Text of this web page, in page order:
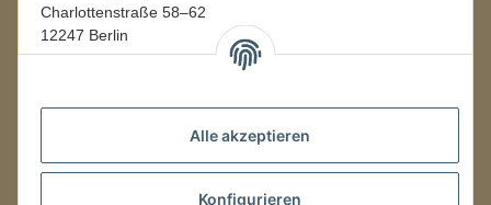
Alle akzeptieren
Konfigurieren
Charlottenstraße 58–62
12247 Berlin
08:00–16:00 Uhr
LAGER / RETOUREN
Packmonster Fulfillment